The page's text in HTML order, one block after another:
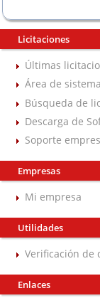
Licitaciones
Últimas
Área de
Búsqueda de
Descarga de
Soporte
Empresas
Mi empresa
Utilidades
Verificación de
Enlaces